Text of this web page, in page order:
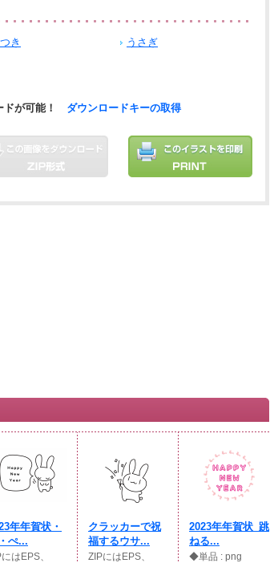
き
うさぎ
ドが可能！ ダウンロードキーの取得
年年賀状・
ぺ...
はEPS、
クラッカーで祝
福するウサ...
ZIPにはEPS、
2023年年賀状_跳
ねる...
◆単品 : png